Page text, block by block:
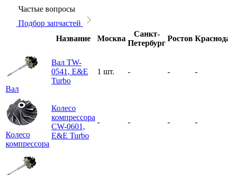
Частые вопросы
Подбор запчастей
Название
Москва
Санкт-
Петербург
Ростов
Вал
Вал TW-
0541, E&E
Turbo
1 шт. - - -
Колесо
компрессора
Колесо
компрессора
CW-0601,
E&E Turbo
- - - -